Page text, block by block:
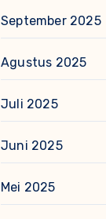
September 2025
Agustus 2025
Juli 2025
Juni 2025
Mei 2025